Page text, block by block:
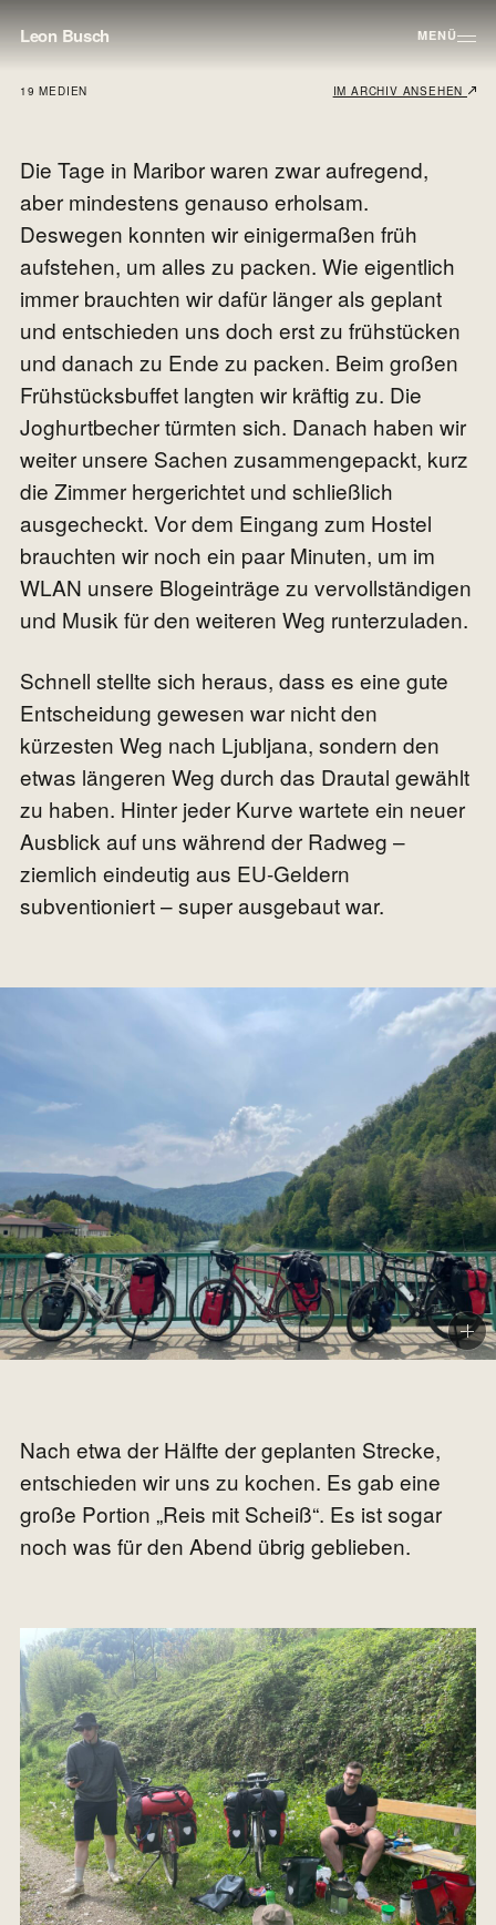
Leon Busch MENÜ
19 MEDIEN IM ARCHIV ANSEHEN
Die Tage in Maribor waren zwar aufregend,
aber mindestens genauso erholsam.
Deswegen konnten wir einigermaßen früh
aufstehen, um alles zu packen. Wie eigentlich
immer brauchten wir dafür länger als geplant
und entschieden uns doch erst zu frühstücken
und danach zu Ende zu packen. Beim großen
Frühstücksbuffet langten wir kräftig zu. Die
Joghurtbecher türmten sich. Danach haben wir
weiter unsere Sachen zusammengepackt, kurz
die Zimmer hergerichtet und schließlich
ausgecheckt. Vor dem Eingang zum Hostel
brauchten wir noch ein paar Minuten, um im
WLAN unsere Blogeinträge zu vervollständigen
und Musik für den weiteren Weg runterzuladen.
Schnell stellte sich heraus, dass es eine gute
Entscheidung gewesen war nicht den
kürzesten Weg nach Ljubljana, sondern den
etwas längeren Weg durch das Drautal gewählt
zu haben. Hinter jeder Kurve wartete ein neuer
Ausblick auf uns während der Radweg –
ziemlich eindeutig aus EU-Geldern
subventioniert – super ausgebaut war.
Nach etwa der Hälfte der geplanten Strecke,
entschieden wir uns zu kochen. Es gab eine
große Portion „Reis mit Scheiß“. Es ist sogar
noch was für den Abend übrig geblieben.